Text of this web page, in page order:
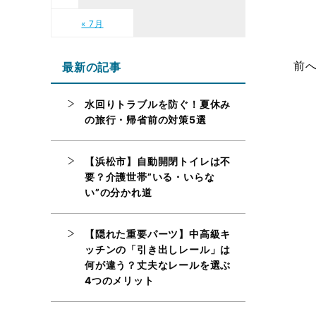
前
« 7月
最新の記事
水回りトラブルを防ぐ！夏休み
の旅行・帰省前の対策5選
【浜松市】自動開閉トイレは不
要？介護世帯”いる・いらな
い”の分かれ道
【隠れた重要パーツ】中高級キ
ッチンの「引き出しレール」は
何が違う？丈夫なレールを選ぶ
4つのメリット